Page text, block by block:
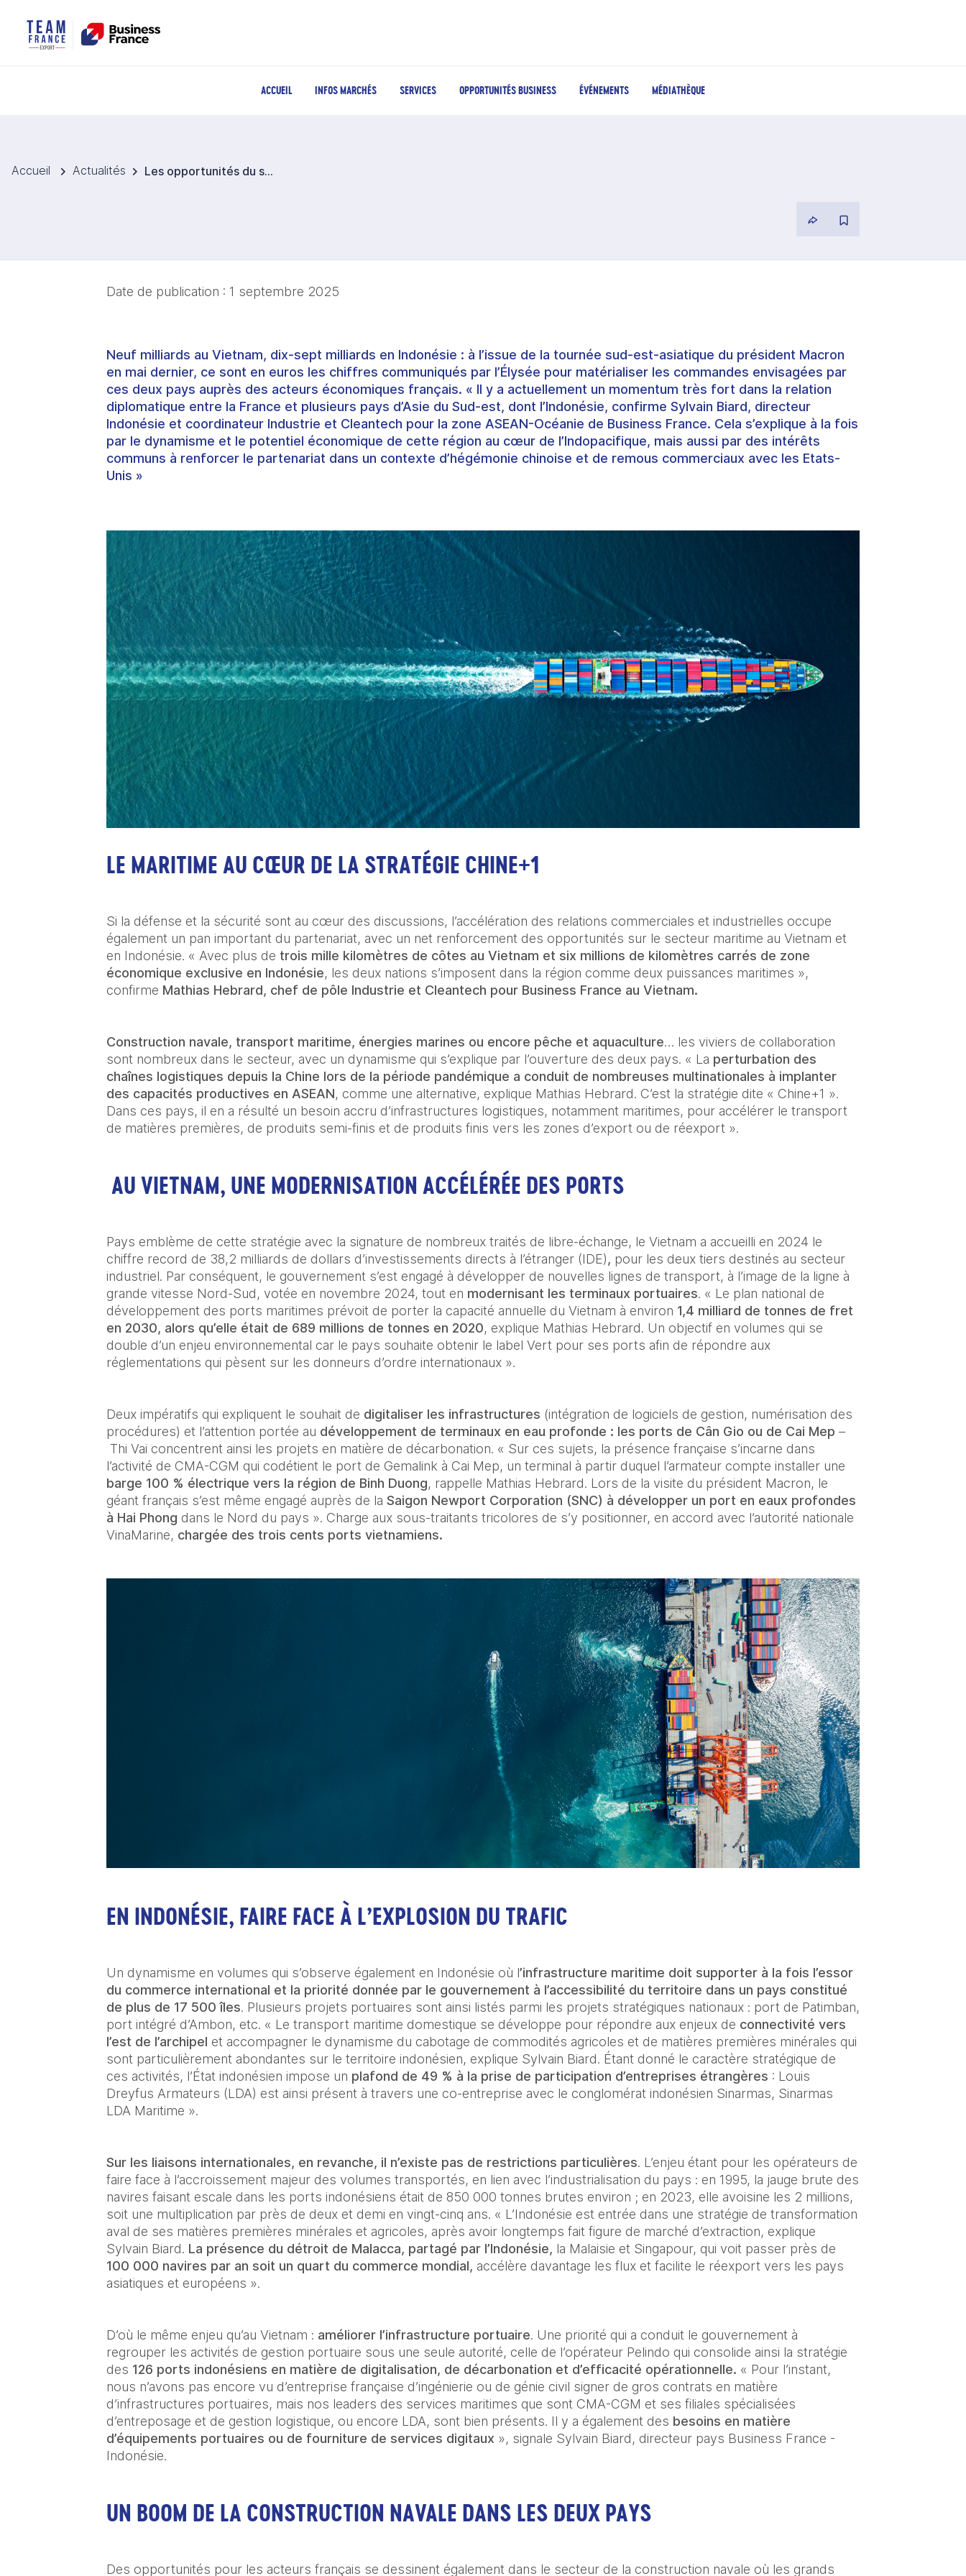
ACCUEIL INFOS MARCHÉS SERVICES OPPORTUNITÉS BUSINESS ÉVÉNEMENTS MÉDIATHÈQUE
Accueil Actualités Les opportunités du secteur maritime en Indonésie et au Vietnam
Date de publication : 1 septembre 2025
Neuf milliards au Vietnam, dix-sept milliards en Indonésie : à l’issue de la tournée sud-est-asiatique du président Macron
en mai dernier, ce sont en euros les chiffres communiqués par l’Élysée pour matérialiser les commandes envisagées par
ces deux pays auprès des acteurs économiques français. « Il y a actuellement un momentum très fort dans la relation
diplomatique entre la France et plusieurs pays d’Asie du Sud-est, dont l’Indonésie, confirme Sylvain Biard, directeur
Indonésie et coordinateur Industrie et Cleantech pour la zone ASEAN-Océanie de Business France. Cela s’explique à la fois
par le dynamisme et le potentiel économique de cette région au cœur de l’Indopacifique, mais aussi par des intérêts
communs à renforcer le partenariat dans un contexte d’hégémonie chinoise et de remous commerciaux avec les Etats-
Unis »
LE MARITIME AU CŒUR DE LA STRATÉGIE CHINE+1
Si la défense et la sécurité sont au cœur des discussions, l’accélération des relations commerciales et industrielles occupe
également un pan important du partenariat, avec un net renforcement des opportunités sur le secteur maritime au Vietnam et
en Indonésie. « Avec plus de trois mille kilomètres de côtes au Vietnam et six millions de kilomètres carrés de zone
économique exclusive en Indonésie, les deux nations s’imposent dans la région comme deux puissances maritimes »,
confirme Mathias Hebrard, chef de pôle Industrie et Cleantech pour Business France au Vietnam.
Construction navale, transport maritime, énergies marines ou encore pêche et aquaculture… les viviers de collaboration
sont nombreux dans le secteur, avec un dynamisme qui s’explique par l’ouverture des deux pays. « La perturbation des
chaînes logistiques depuis la Chine lors de la période pandémique a conduit de nombreuses multinationales à implanter
des capacités productives en ASEAN, comme une alternative, explique Mathias Hebrard. C’est la stratégie dite « Chine+1 ».
Dans ces pays, il en a résulté un besoin accru d’infrastructures logistiques, notamment maritimes, pour accélérer le transport
de matières premières, de produits semi-finis et de produits finis vers les zones d’export ou de réexport ».
AU VIETNAM, UNE MODERNISATION ACCÉLÉRÉE DES PORTS
Pays emblème de cette stratégie avec la signature de nombreux traités de libre-échange, le Vietnam a accueilli en 2024 le
chiffre record de 38,2 milliards de dollars d’investissements directs à l’étranger (IDE), pour les deux tiers destinés au secteur
industriel. Par conséquent, le gouvernement s’est engagé à développer de nouvelles lignes de transport, à l’image de la ligne à
grande vitesse Nord-Sud, votée en novembre 2024, tout en modernisant les terminaux portuaires. « Le plan national de
développement des ports maritimes prévoit de porter la capacité annuelle du Vietnam à environ 1,4 milliard de tonnes de fret
en 2030, alors qu’elle était de 689 millions de tonnes en 2020, explique Mathias Hebrard. Un objectif en volumes qui se
double d’un enjeu environnemental car le pays souhaite obtenir le label Vert pour ses ports afin de répondre aux
réglementations qui pèsent sur les donneurs d’ordre internationaux ».
Deux impératifs qui expliquent le souhait de digitaliser les infrastructures (intégration de logiciels de gestion, numérisation des
procédures) et l’attention portée au développement de terminaux en eau profonde : les ports de Cân Gio ou de Cai Mep –
Thi Vai concentrent ainsi les projets en matière de décarbonation. « Sur ces sujets, la présence française s’incarne dans
l’activité de CMA-CGM qui codétient le port de Gemalink à Cai Mep, un terminal à partir duquel l’armateur compte installer une
barge 100 % électrique vers la région de Binh Duong, rappelle Mathias Hebrard. Lors de la visite du président Macron, le
géant français s’est même engagé auprès de la Saigon Newport Corporation (SNC) à développer un port en eaux profondes
à Hai Phong dans le Nord du pays ». Charge aux sous-traitants tricolores de s’y positionner, en accord avec l’autorité nationale
VinaMarine, chargée des trois cents ports vietnamiens.
EN INDONÉSIE, FAIRE FACE À L’EXPLOSION DU TRAFIC
Un dynamisme en volumes qui s’observe également en Indonésie où l’infrastructure maritime doit supporter à la fois l’essor
du commerce international et la priorité donnée par le gouvernement à l’accessibilité du territoire dans un pays constitué
de plus de 17 500 îles. Plusieurs projets portuaires sont ainsi listés parmi les projets stratégiques nationaux : port de Patimban,
port intégré d’Ambon, etc. « Le transport maritime domestique se développe pour répondre aux enjeux de connectivité vers
l’est de l’archipel et accompagner le dynamisme du cabotage de commodités agricoles et de matières premières minérales qui
sont particulièrement abondantes sur le territoire indonésien, explique Sylvain Biard. Étant donné le caractère stratégique de
ces activités, l’État indonésien impose un plafond de 49 % à la prise de participation d’entreprises étrangères : Louis
Dreyfus Armateurs (LDA) est ainsi présent à travers une co-entreprise avec le conglomérat indonésien Sinarmas, Sinarmas
LDA Maritime ».
Sur les liaisons internationales, en revanche, il n’existe pas de restrictions particulières. L’enjeu étant pour les opérateurs de
faire face à l’accroissement majeur des volumes transportés, en lien avec l’industrialisation du pays : en 1995, la jauge brute des
navires faisant escale dans les ports indonésiens était de 850 000 tonnes brutes environ ; en 2023, elle avoisine les 2 millions,
soit une multiplication par près de deux et demi en vingt-cinq ans. « L’Indonésie est entrée dans une stratégie de transformation
aval de ses matières premières minérales et agricoles, après avoir longtemps fait figure de marché d’extraction, explique
Sylvain Biard. La présence du détroit de Malacca, partagé par l’Indonésie,
100 000 navires par an soit un quart du commerce mondial, accélère davantage les flux et facilite le réexport vers les pays
asiatiques et européens ».
D’où le même enjeu qu’au Vietnam : améliorer l’infrastructure portuaire. Une priorité qui a conduit le gouvernement à
regrouper les activités de gestion portuaire sous une seule autorité, celle de l’opérateur Pelindo qui consolide ainsi la stratégie
des 126 ports indonésiens en matière de digitalisation, de décarbonation et d’efficacité opérationnelle. « Pour l’instant,
nous n’avons pas encore vu d’entreprise française d’ingénierie ou de génie civil signer de gros contrats en matière
d’infrastructures portuaires, mais nos leaders des services maritimes que sont CMA-CGM et ses filiales spécialisées
d’entreposage et de gestion logistique, ou encore LDA, sont bien présents. Il y a également des besoins en matière
d’équipements portuaires ou de fourniture de services digitaux », signale Sylvain Biard, directeur pays Business France -
Indonésie.
UN BOOM DE LA CONSTRUCTION NAVALE DANS LES DEUX PAYS
Des opportunités pour les acteurs français se dessinent également dans le secteur de la construction navale où les grands